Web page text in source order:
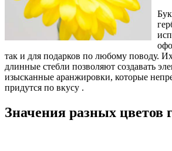
так и для подарков по любому поводу.
длинные стебли позволяют создавать
изысканные аранжировки, которые
придутся по вкусу .
Значения разных цветов